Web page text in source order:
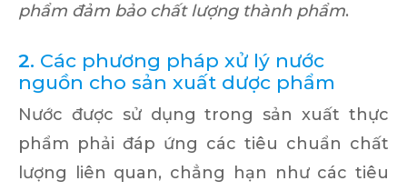
phẩm đảm bảo chất lượng thành phẩm.
2. Các phương pháp xử lý nước
nguồn cho sản xuất dược phẩm
Nước được sử dụng trong sản xuất thực
phẩm phải đáp ứng các tiêu chuẩn chất
lượng liên quan, chẳng hạn như các tiêu